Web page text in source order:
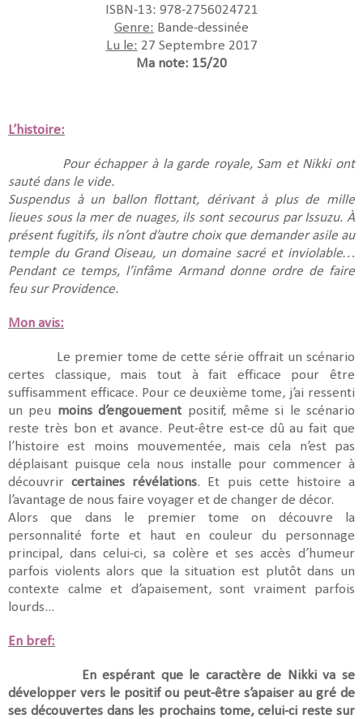
ISBN-13: 978-2756024721
Genre: Bande-dessinée
Lu le: 27 Septembre 2017
Ma note: 15/20
L’histoire:
Pour échapper à la garde royale, Sam et Nikki ont
sauté dans le vide.
Suspendus à un ballon flottant, dérivant à plus de mille
lieues sous la mer de nuages, ils sont secourus par Issuzu. À
présent fugitifs, ils n’ont d’autre choix que demander asile au
temple du Grand Oiseau, un domaine sacré et inviolable…
Pendant ce temps, l’infâme Armand donne ordre de faire
feu sur Providence.
Mon avis:
Le premier tome de cette série offrait un scénario
certes classique, mais tout à fait efficace pour être
suffisamment efficace. Pour ce deuxième tome, j’ai ressenti
un peu moins d’engouement positif, même si le scénario
reste très bon et avance. Peut-être est-ce dû au fait que
l’histoire est moins mouvementée, mais cela n’est pas
déplaisant puisque cela nous installe pour commencer à
découvrircertaines révélations. Et puis cette histoire a
l’avantage de nous faire voyager et de changer de décor.
Alors que dans le premier tome on découvre la
personnalité forte et haut en couleur du personnage
principal, dans celui-ci, sa colère et ses accès d’humeur
parfois violents alors que la situation est plutôt dans un
contexte calme et d’apaisement, sont vraiment parfois
lourds...
En bref:
En espérant que le caractère de Nikki va se
développer vers le positif ou peut-être s’apaiser au gré de
ses découvertes dans les prochains tome, celui-ci reste sur